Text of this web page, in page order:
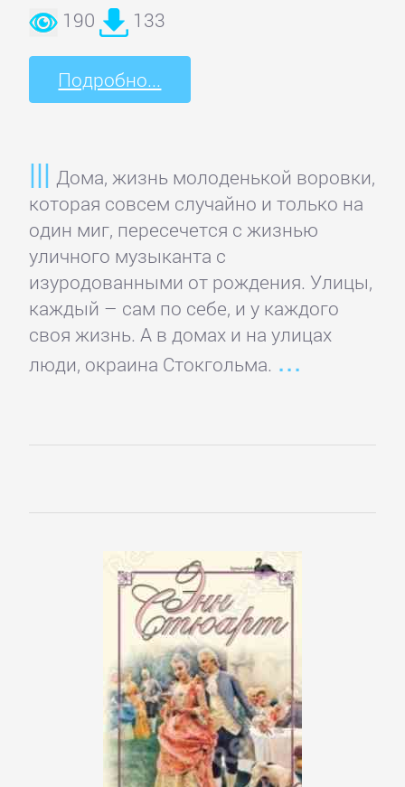
190 133
Подробно...
Дома, жизнь молоденькой воровки,
которая совсем случайно и только на
один миг, пересечется с жизнью
уличного музыканта с
изуродованными от рождения. Улицы,
каждый – сам по себе, и у каждого
своя жизнь. А в домах и на улицах
люди, окраина Стокгольма.
Управление